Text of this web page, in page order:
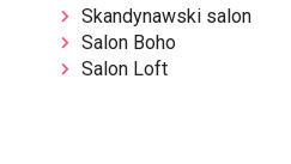
Skandynawski salon
Salon Boho
Salon Loft